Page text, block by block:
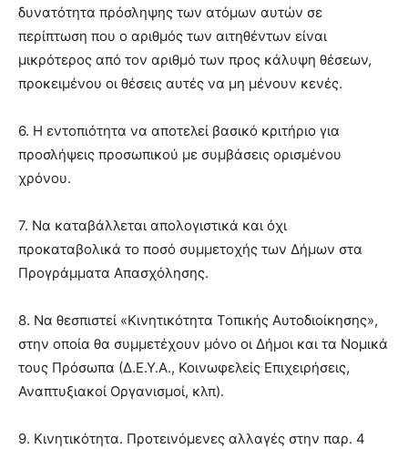
δυνατότητα πρόσληψης των ατόμων αυτών σε
περίπτωση που ο αριθμός των αιτηθέντων είναι
μικρότερος από τον αριθμό των προς κάλυψη θέσεων,
προκειμένου οι θέσεις αυτές να μη μένουν κενές.
6. Η εντοπιότητα να αποτελεί βασικό κριτήριο για
προσλήψεις προσωπικού με συμβάσεις ορισμένου
χρόνου.
7. Να καταβάλλεται απολογιστικά και όχι
προκαταβολικά το ποσό συμμετοχής των Δήμων στα
Προγράμματα Απασχόλησης.
8. Να θεσπιστεί «Κινητικότητα Τοπικής Αυτοδιοίκησης»,
στην οποία θα συμμετέχουν μόνο οι Δήμοι και τα Νομικά
τους Πρόσωπα (Δ.Ε.Υ.Α., Κοινωφελείς Επιχειρήσεις,
Αναπτυξιακοί Οργανισμοί, κλπ).
9. Κινητικότητα. Προτεινόμενες αλλαγές στην παρ. 4